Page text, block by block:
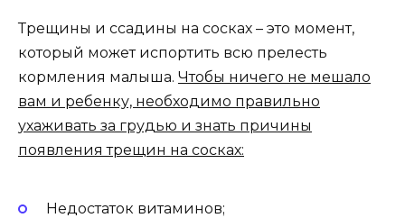
Трещины и ссадины на сосках – это момент,
который может испортить всю прелесть
кормления малыша. Чтобы ничего не мешало
вам и ребенку, необходимо правильно
ухаживать за грудью и знать причины
появления трещин на сосках:
Недостаток витаминов;